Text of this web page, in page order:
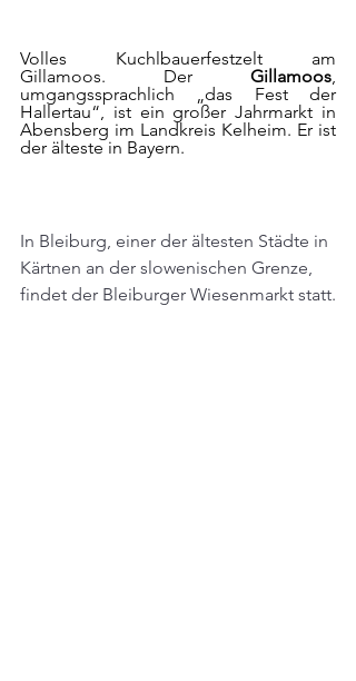
Volles Kuchlbauerfestzelt am
Gillamoos. Der Gillamoos,
umgangssprachlich „das Fest der
Hallertau“, ist ein großer Jahrmarkt in
Abensberg im Landkreis Kelheim. Er ist
der älteste in Bayern.
In Bleiburg, einer der ältesten Städte in
Kärtnen an der slowenischen Grenze,
findet der Bleiburger Wiesenmarkt statt.